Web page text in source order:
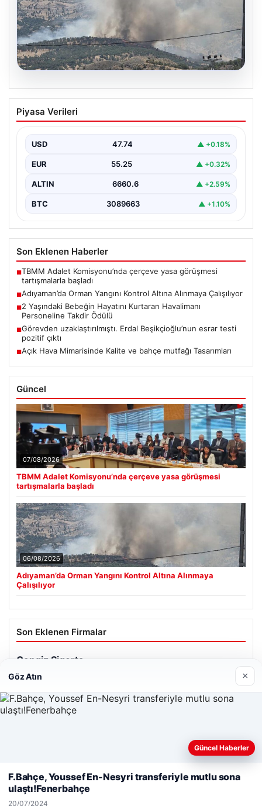
06.08.2026
Adıyaman’da Orman Yangını Kontrol
Altına Alınmaya Çalışılıyor
bölgedeki doğal yaşamı tehdit etmeye devam ediyor.
Henüz…
Piyasa Verileri
USD 47.74 ▲ +0.18%
EUR 55.25 ▲ +0.32%
ALTIN 6660.6 ▲ +2.59%
BTC 3089663 ▲ +1.10%
Son Eklenen Haberler
■TBMM Adalet Komisyonu’nda çerçeve yasa görüşmesi
tartışmalarla başladı
■Adıyaman’da Orman Yangını Kontrol Altına Alınmaya Çalışılıyor
■2 Yaşındaki Bebeğin Hayatını Kurtaran Havalimanı
Personeline Takdir Ödülü
■Görevden uzaklaştırılmıştı. Erdal Beşikçioğlu’nun esrar testi
pozitif çıktı
■Açık Hava Mimarisinde Kalite ve bahçe mutfağı Tasarımları
Güncel
07/08/2026
TBMM Adalet Komisyonu’nda çerçeve yasa görüşmesi
tartışmalarla başladı
06/08/2026
Adıyaman’da Orman Yangını Kontrol Altına Alınmaya
Çalışılıyor
Son Eklenen Firmalar
Web sitemizi nasıl kullandığınızı daha iyi anlayabilmek,
kullanıyoruz.Çerez Politikamız
Reddet Kabul Et
Göz Atın ×
Güncel Haberler
F.Bahçe, Youssef En-Nesyri transferiyle mutlu sona
ulaştı!Fenerbahçe
20/07/2024